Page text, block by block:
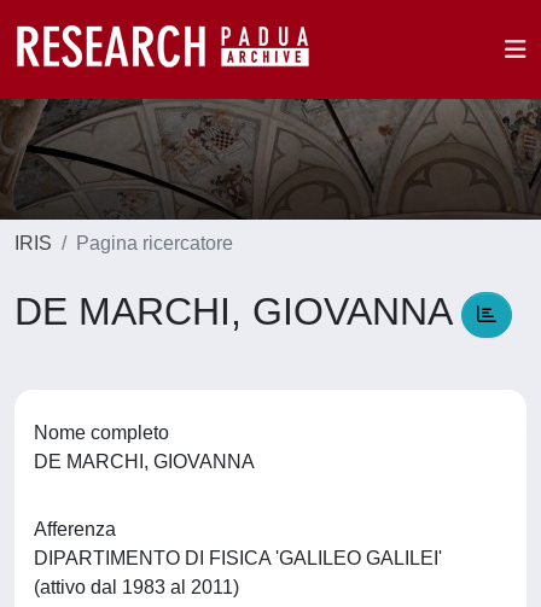
IRIS Pagina ricercatore
DE MARCHI, GIOVANNA
Nome completo
DE MARCHI, GIOVANNA
Afferenza
DIPARTIMENTO DI FISICA 'GALILEO GALILEI'
(attivo dal 1983 al 2011)